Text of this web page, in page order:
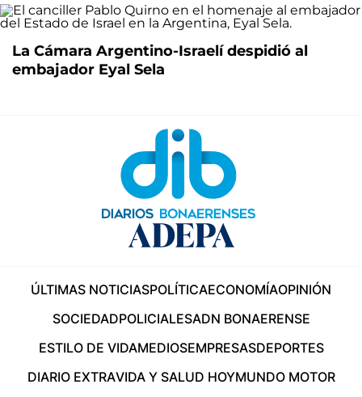
La Cámara Argentino-Israelí despidió al
embajador Eyal Sela
ÚLTIMAS NOTICIASPOLÍTICAECONOMÍAOPINIÓN
SOCIEDADPOLICIALESADN BONAERENSE
ESTILO DE VIDAMEDIOSEMPRESASDEPORTES
DIARIO EXTRAVIDA Y SALUD HOYMUNDO MOTOR